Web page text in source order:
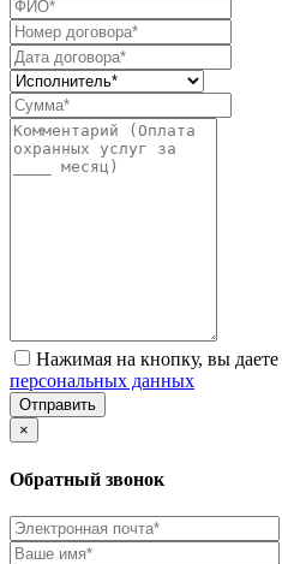
Нажимая на кнопку, вы даете
персональных данных
Отправить
×
Обратный звонок